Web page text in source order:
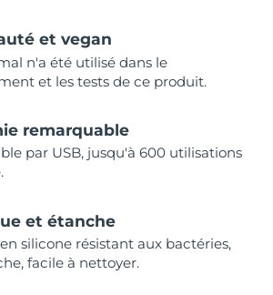
et vegan
n'a été utilisé dans le
et les tests de ce produit.
remarquable
par USB, jusqu'à 600 utilisations
et étanche
silicone résistant aux bactéries,
facile à nettoyer.